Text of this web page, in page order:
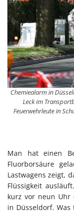
Chemiealarm in
Leck im
Feuerwehrleute in
Man hat einen
Fluorborsäure
Lastwagens zeigt,
Flüssigkeit
kurz vor neun Uhr
in Düsseldorf.